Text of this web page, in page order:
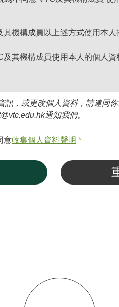
其機構成員以上述方式使用本
及其機構成員使用本人的個人
訊，或更改個人資料，請連同
通知我們。
意收集個人資料聲明 *